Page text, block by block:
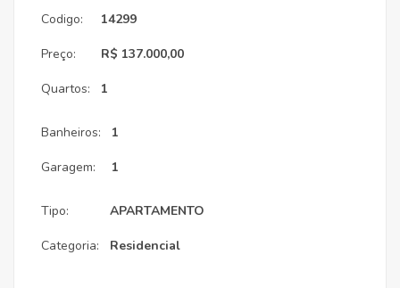
Codigo:
Preço:
Quartos:
14299
R$ 137.000,00
1
Banheiros:
Garagem:
1
1
Tipo:
Categoria:
APARTAMENTO
Residencial